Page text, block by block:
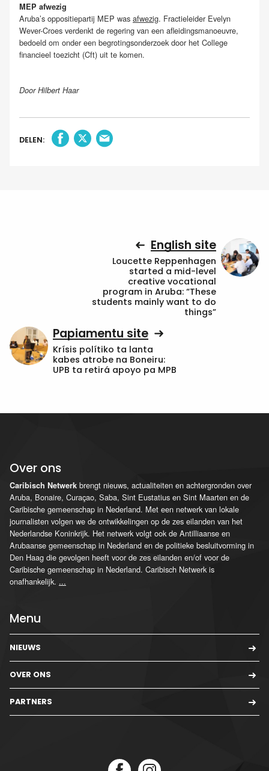
MEP afwezig
Aruba’s oppositiepartij MEP was afwezig. Fractieleider Evelyn
Wever-Croes verdenkt de regering van een afleidingsmanoeuvre,
bedoeld om onder een begrotingsonderzoek door het College
financieel toezicht (Cft) uit te komen.
Door Hilbert Haar
DELEN:
English site
Loucette Reppenhagen
started a mid-level
creative vocational
program in Aruba: “These
students mainly want to do
things”
Papiamentu site
Krísis polítiko ta lanta
kabes atrobe na Boneiru:
UPB ta retirá apoyo pa MPB
Over ons
Caribisch Netwerk brengt nieuws, actualiteiten en achtergronden over
Aruba, Bonaire, Curaçao, Saba, Sint Eustatius en Sint Maarten en de
Caribische gemeenschap in Nederland. Met een netwerk van lokale
journalisten volgen we de ontwikkelingen op de zes eilanden van het
Nederlandse Koninkrijk. Het netwerk volgt ook de Antilliaanse en
Arubaanse gemeenschap in Nederland en de politieke besluitvorming in
Den Haag die gevolgen heeft voor de zes eilanden en/of voor de
Caribische gemeenschap in Nederland. Caribisch Netwerk is
onafhankelijk. ...
Menu
NIEUWS
OVER ONS
PARTNERS